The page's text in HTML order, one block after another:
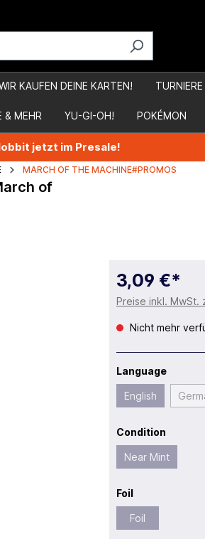
KAUFEN DEINE KARTEN!
& MEHR YU-GI-OH! POKÉMON
jetzt im Presale!
MARCH OF THE MACHINE#PROMOS
of
3,09 €*
Preise inkl. MwSt.
Nicht mehr
Language
English
Condition
Near Mint
Foil
Foil